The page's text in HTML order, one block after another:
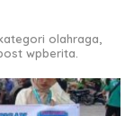
olahraga,
wpberita.